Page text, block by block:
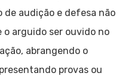
de audição e defesa não
o arguido ser ouvido no
abrangendo o
provas ou